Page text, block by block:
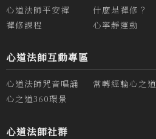
心道法師平安禪 什麼是禪修？
禪修課程
心寧靜運動
心道法師互動專區
心道法師咒音唱誦 常轉經輪心之道
心之道360環景
心道法師社群